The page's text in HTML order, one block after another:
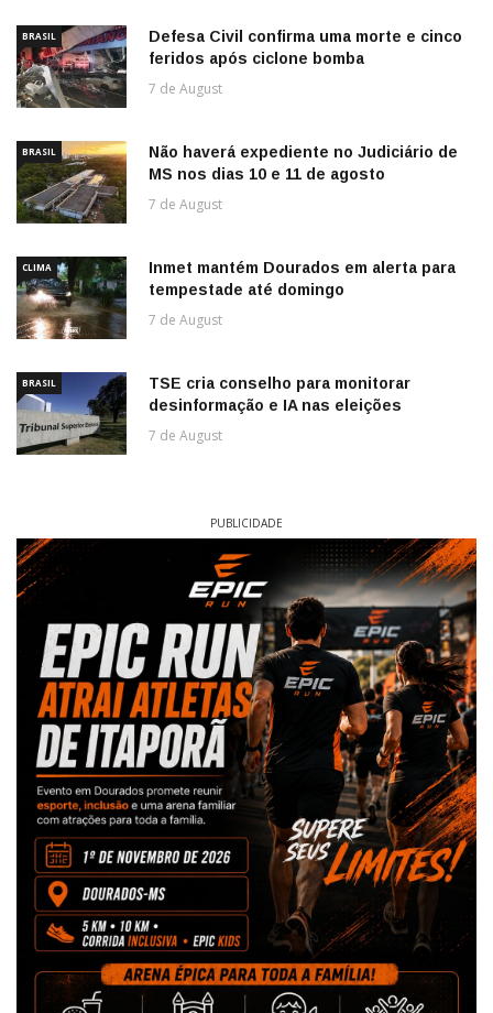
BRASIL
Defesa Civil confirma uma morte e cinco
feridos após ciclone bomba
7 de August
BRASIL
Não haverá expediente no Judiciário de
MS nos dias 10 e 11 de agosto
7 de August
CLIMA
Inmet mantém Dourados em alerta para
tempestade até domingo
7 de August
BRASIL
TSE cria conselho para monitorar
desinformação e IA nas eleições
7 de August
PUBLICIDADE